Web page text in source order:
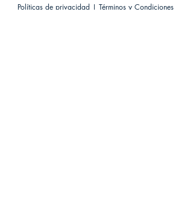
Políticas de privacidad | Términos y Condiciones